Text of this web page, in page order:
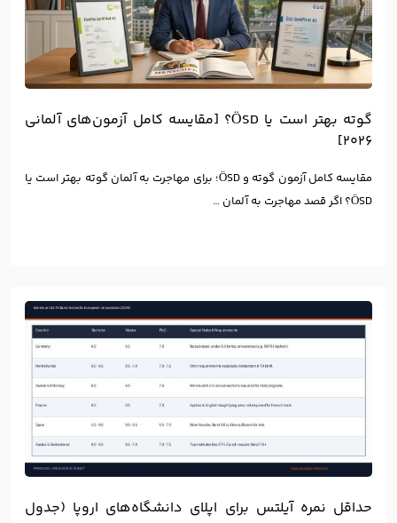
گوته بهتر است یا ÖSD؟ [مقایسه کامل آزمون‌های آلمانی
۲۰۲۶]
مقایسه کامل آزمون گوته و ÖSD؛ برای مهاجرت به آلمان گوته بهتر است یا
ÖSD؟ اگر قصد مهاجرت به آلمان …
حداقل نمره آیلتس برای اپلای دانشگاه‌های اروپا (جدول